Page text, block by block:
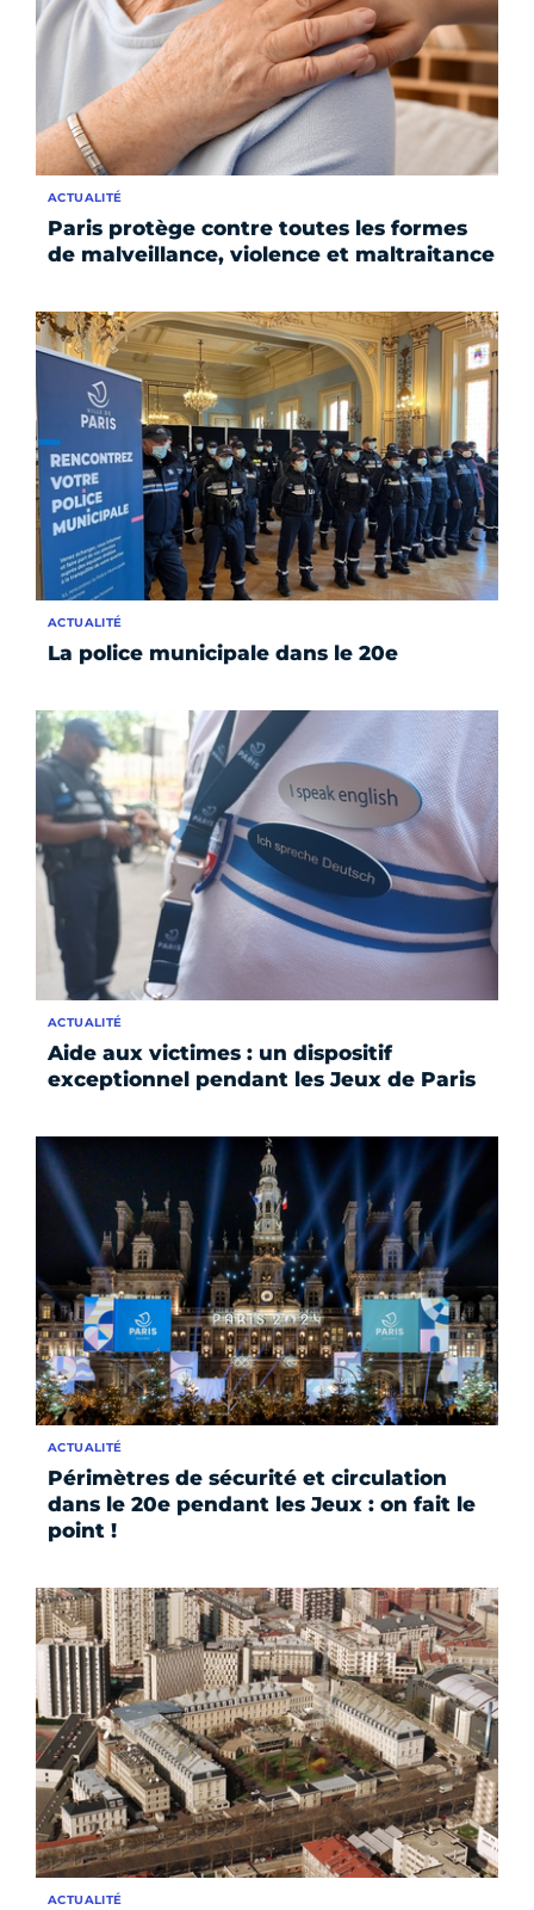
Paris protège contre toutes les formes
de malveillance, violence et maltraitance
ACTUALITÉ
La police municipale dans le 20e
ACTUALITÉ
Aide aux victimes : un dispositif
exceptionnel pendant les Jeux de Paris
ACTUALITÉ
Périmètres de sécurité et circulation
dans le 20e pendant les Jeux : on fait le
point !
ACTUALITÉ
ACTUALITÉ